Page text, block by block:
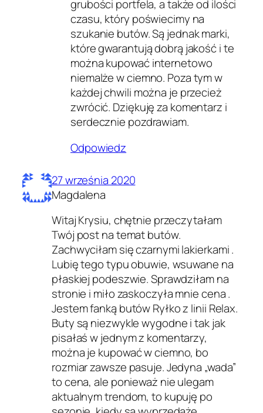
grubości portfela, a także od ilości
czasu, który poświecimy na
szukanie butów. Są jednak marki,
które gwarantują dobrą jakość i te
można kupować internetowo
niemalże w ciemno. Poza tym w
każdej chwili można je przecież
zwrócić. Dziękuję za komentarz i
serdecznie pozdrawiam.
Odpowiedz
27 września 2020
Magdalena
Witaj Krysiu, chętnie przeczytałam
Twój post na temat butów.
Zachwyciłam się czarnymi lakierkami .
Lubię tego typu obuwie, wsuwane na
płaskiej podeszwie. Sprawdziłam na
stronie i miło zaskoczyła mnie cena .
Jestem fanką butów Ryłko z linii Relax.
Buty są niezwykle wygodne i tak jak
pisałaś w jednym z komentarzy,
można je kupować w ciemno, bo
rozmiar zawsze pasuje. Jedyna „wada”
to cena, ale ponieważ nie ulegam
aktualnym trendom, to kupuję po